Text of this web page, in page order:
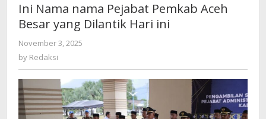
Pejabat
Pemkab
Ini Nama nama Pejabat Pemkab Aceh
Besar yang Dilantik Hari ini
November 3, 2025
by Redaksi